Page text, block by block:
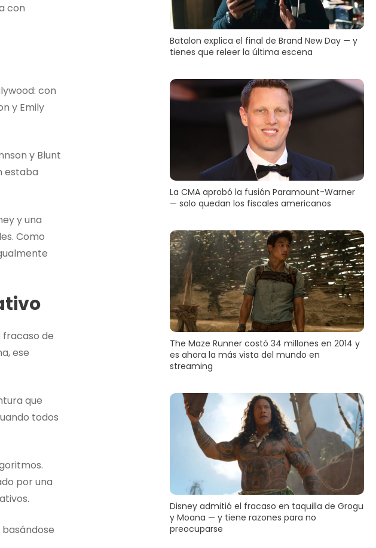
con
con
y Emily
y Blunt
estaba
y una
Como
fracaso de
ese
que
todos
por una
Batalon explica el final de Brand New Day — y
tienes que releer la última escena
La CMA aprobó la fusión Paramount-Warner
— solo quedan los fiscales americanos
The Maze Runner costó 34 millones en 2014 y
es ahora la más vista del mundo en
streaming
Disney admitió el fracaso en taquilla de Grogu
y Moana — y tiene razones para no
preocuparse